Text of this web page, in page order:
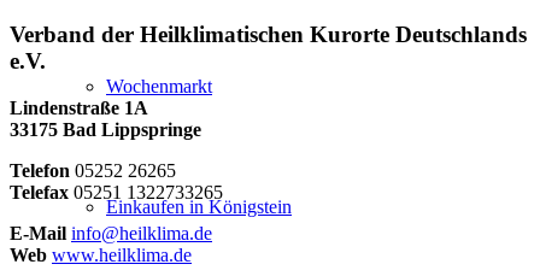
Wochenmarkt
Einkaufen in Königstein
Verband der Heilklimatischen Kurorte Deutschlands
e.V.
Lindenstraße 1A
33175 Bad Lippspringe
Telefon 05252 26265
Telefax 05251 1322733265
E-Mail info@heilklima.de
Web www.heilklima.de